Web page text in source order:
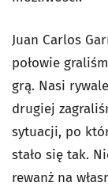
Juan Carlos
połowie
grą. Nasi
drugiej
sytuacji, po
stało się tak.
rewanż na